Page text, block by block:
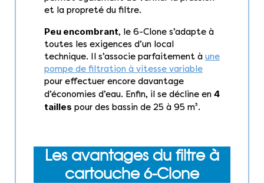
et la propreté du filtre.
Peu encombrant, le 6-Clone s’adapte à
toutes les exigences d’un local
technique. Il s’associe parfaitement à une
pompe de filtration à vitesse variable
pour effectuer encore davantage
d’économies d’eau. Enfin, il se décline en 4
tailles pour des bassin de 25 à 95 m³.
Les avantages du filtre à
cartouche 6-Clone